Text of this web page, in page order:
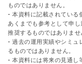
ものではありません。
• 本資料に記載されている
あくまでも参考として申
推奨するものではありませ
• 過去の運用実績やシミ
るものではありません。
• 本資料には将来の見通